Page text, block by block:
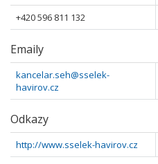
+420 596 811 132
Emaily
kancelar.seh@sselek-
havirov.cz
Odkazy
http://www.sselek-havirov.cz